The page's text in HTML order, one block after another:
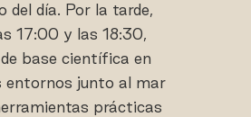
del día. Por la tarde,
17:00 y las 18:30,
base científica en
entornos junto al mar
prácticas